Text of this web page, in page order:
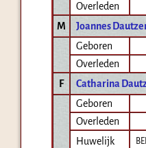
Overleden
M
Joannes
Geboren
Overleden
F
Catharina
Geboren
Overleden
Huwelijk